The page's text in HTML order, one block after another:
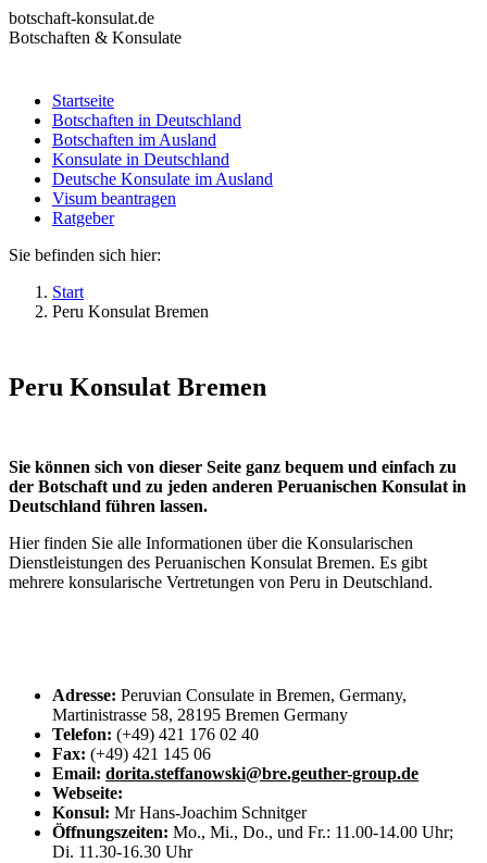
Zum
Inhalt
botschaft-konsulat.de
Botschaften & Konsulate
Startseite
Botschaften in Deutschland
Botschaften im Ausland
Konsulate in Deutschland
Deutsche Konsulate im Ausland
Visum beantragen
Ratgeber
Startseite
Botschaften in Deutschland
Botschaften im Ausland
Konsulate in Deutschland
Deutsche Konsulate im Ausland
Visum beantragen
Ratgeber
Sie befinden sich hier:
Start
Peru Konsulat Bremen
Peru Konsulat Bremen
Sie können sich von dieser Seite ganz bequem und einfach zu
der Botschaft und zu jeden anderen Peruanischen Konsulat in
Deutschland führen lassen.
Hier finden Sie alle Informationen über die Konsularischen
Dienstleistungen des Peruanischen Konsulat Bremen. Es gibt
mehrere konsularische Vertretungen von Peru in Deutschland.
Adresse: Peruvian Consulate in Bremen, Germany,
Martinistrasse 58, 28195 Bremen Germany
Telefon: (+49) 421 176 02 40
Fax: (+49) 421 145 06
Email: dorita.steffanowski@bre.geuther-group.de
Webseite:
Konsul: Mr Hans-Joachim Schnitger
Öffnungszeiten: Mo., Mi., Do., und Fr.: 11.00-14.00 Uhr;
Di. 11.30-16.30 Uhr